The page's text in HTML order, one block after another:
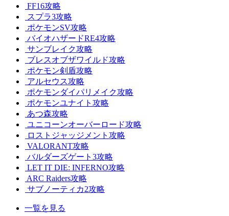
FF16攻略
スプラ3攻略
ポケモンSV攻略
バイオハザードRE4攻略
サンブレイク攻略
ブレスオブザワイルド攻略
ポケモン剣盾攻略
アルセウス攻略
ポケモンダイパリメイク攻略
ポケモンユナイト攻略
あつ森攻略
ユニコーンオーバーロード攻略
ロストジャッジメント攻略
VALORANT攻略
バルダーズゲート3攻略
LET IT DIE: INFERNO攻略
ARC Raiders攻略
サブノーティカ2攻略
一覧を見る